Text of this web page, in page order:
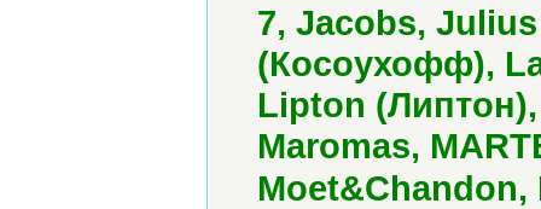
7, Jacobs,
(Косоухофф),
Lipton
Maromas,
Moet&Chandon,